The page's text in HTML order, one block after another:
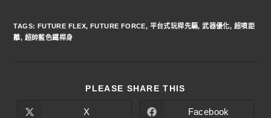
TAGS: FUTURE FLEX, FUTURE FORCE, 平台式玩桿先驅, 武器優化, 超噴距
離, 超帥藍色鐵桿身
PLEASE SHARE THIS
X Facebook